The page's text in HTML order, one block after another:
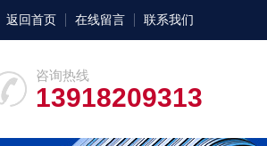
返回首页 在线留言 联系我们
咨询热线
13918209313